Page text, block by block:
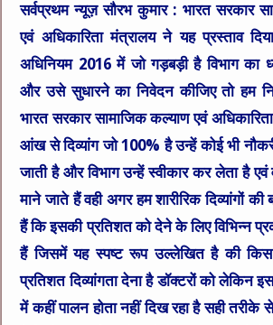
सर्वप्रथम न्यूज़ सौरभ कुमार : भारत सरकार
एवं अधिकारिता मंत्रालय ने यह प्रस्ताव
अधिनियम 2016 में जो गड़बड़ी है विभाग का
और उसे सुधारने का निवेदन कीजिए तो हम
भारत सरकार सामाजिक कल्याण एवं
आंख से दिव्यांग जो 100% है उन्हें कोई भी
जाती है और विभाग उन्हें स्वीकार कर लेता है एवं
माने जाते हैं वही अगर हम शारीरिक दिव्यांगों
हैं कि इसकी प्रतिशत को देने के लिए विभिन्न
हैं जिसमें यह स्पष्ट रूप उल्लेखित है की किस
प्रतिशत दिव्यांगता देना है डॉक्टरों को लेकिन
में कहीं पालन होता नहीं दिख रहा है सही तरीके